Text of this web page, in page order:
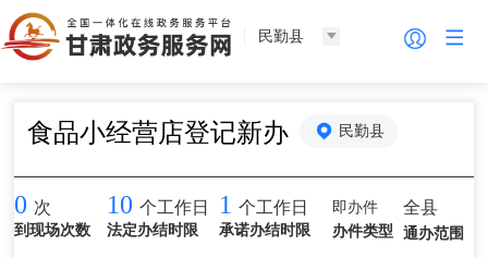
民勤县
食品小经营店登记新办 民勤县
0 次
到现场次数
10 个工作日
法定办结时限
1 个工作日
承诺办结时限
即办件
办件类型
全县
通办范围